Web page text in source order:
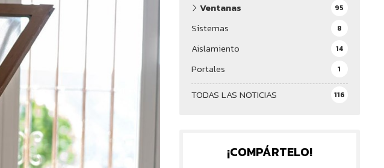
TODAS LAS NOTICIAS 116
Ventanas 95
Sistemas 8
Aislamiento 14
Portales 1
¡COMPÁRTELO!